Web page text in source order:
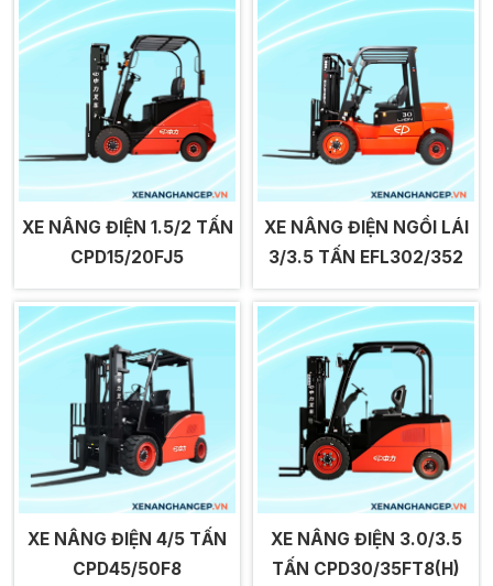
XE NÂNG ĐIỆN 1.5/2 TẤN
CPD15/20FJ5
XE NÂNG ĐIỆN NGỒI LÁI
3/3.5 TẤN EFL302/352
XE NÂNG ĐIỆN 4/5 TẤN
CPD45/50F8
XE NÂNG ĐIỆN 3.0/3.5
TẤN CPD30/35FT8(H)